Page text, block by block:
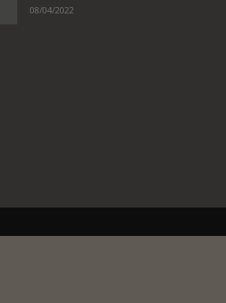
08/04/2022